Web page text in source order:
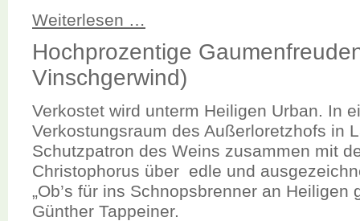
Weiterlesen …
Hochprozentige
Vinschgerwind)
Verkostet wird unterm Heiligen Urban. In
Verkostungsraum des Außerloretzhofs in
Schutzpatron des Weins zusammen mit
Christophorus über edle und
„Ob’s für ins Schnopsbrenner an Heiligen
Günther Tappeiner.